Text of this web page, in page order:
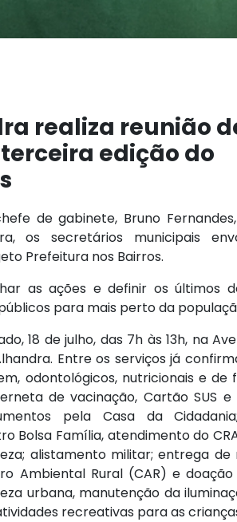
realiza reunião
edição do
de gabinete, Bruno
os secretários municipais
Prefeitura nos Bairros.
as ações e definir os últimos
para mais perto da
18 de julho, das 7h às 13h, na
Entre os serviços já
odontológicos, nutricionais e de
de vacinação, Cartão SUS e
pela Casa da
Bolsa Família, atendimento do
alistamento militar; entrega de
Ambiental Rural (CAR) e doação
urbana, manutenção da
recreativas para as